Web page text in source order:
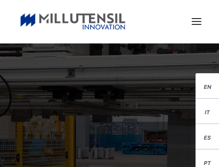
EN
IT
ES
PT